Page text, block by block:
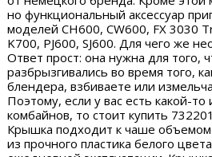
но функциональный аксессуар
моделей CH600, CW600, FX 3030
K700, PJ600, SJ600. Для чего же
Ответ прост: она нужна для того,
разбрызгивались во время того,
блендера, взбиваете или
Поэтому, если у вас есть какой-
комбайнов, то стоит купить
Крышка подходит к чаше
из прочного пластика белого